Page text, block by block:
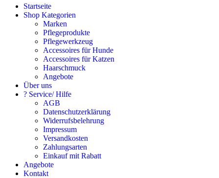
Startseite
Shop Kategorien
Marken
Pflegeprodukte
Pflegewerkzeug
Accessoires für Hunde
Accessoires für Katzen
Haarschmuck
Angebote
Über uns
? Service/ Hilfe
AGB
Datenschutzerklärung
Widerrufsbelehrung
Impressum
Versandkosten
Zahlungsarten
Einkauf mit Rabatt
Angebote
Kontakt